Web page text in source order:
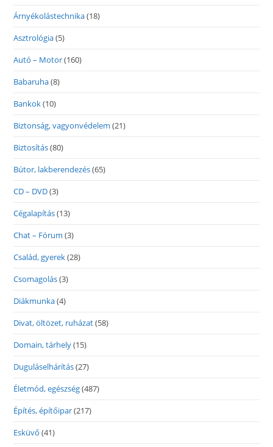
Árnyékolástechnika(18)
Asztrológia(5)
Autó – Motor(160)
Babaruha(8)
Bankok(10)
Biztonság, vagyonvédelem (21)
Biztosítás(80)
Bútor, lakberendezés(65)
CD – DVD(3)
Cégalapítás(13)
Chat – Fórum (3)
Család, gyerek(28)
Csomagolás(3)
Diákmunka(4)
Divat, öltözet, ruházat(58)
Domain, tárhely(15)
Duguláselhárítás(27)
Életmód, egészség(487)
Építés, építőipar(217)
Esküvő (41)